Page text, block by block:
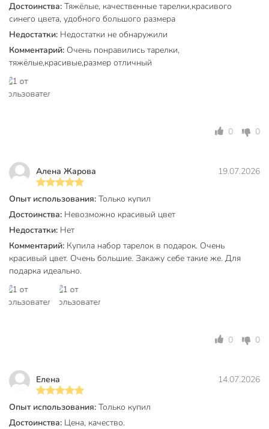
Материал
Цвет
Тип
сервировочный
столовый
Тематика
Модель
Вес в упаковке
5.38 кг
Габариты упаковки
Достоинства: Тяжёлые, качественные тарелки,красивого
синего цвета, удобного большого размера
Недостатки: Недостатки не обнаружили
Комментарий: Очень понравились тарелки,
тяжёлые,красивые,размер отличный
0 0
Алена Жарова 19.07.2026
Опыт использования: Только купил
Достоинства: Невозможно красивый цвет
Недостатки: Нет
Комментарий: Купила набор тарелок в подарок. Очень
красивый цвет. Очень большие. Закажу себе такие же. Для
подарка идеально.
0 0
Елена 14.07.2026
Опыт использования: Только купил
Достоинства: Цена, качество.